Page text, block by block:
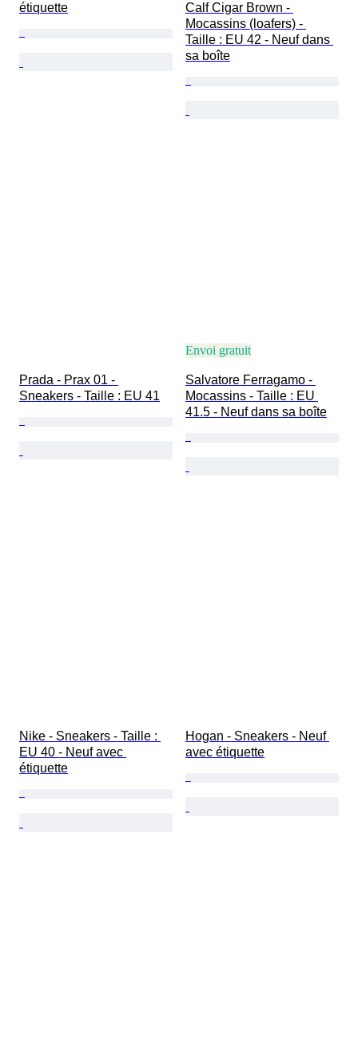
étiquette
Calf Cigar Brown -
Mocassins (loafers) -
Taille : EU 42 - Neuf dans
sa boîte
Prada - Prax 01 -
Sneakers - Taille : EU 41
Envoi gratuit
Salvatore Ferragamo -
Mocassins - Taille : EU
41.5 - Neuf dans sa boîte
Nike - Sneakers - Taille :
EU 40 - Neuf avec
étiquette
Hogan - Sneakers - Neuf
avec étiquette